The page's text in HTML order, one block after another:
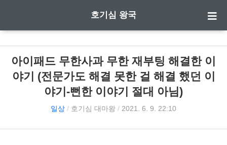
호기심 왕국
아이패드 무한사과 무한 재부팅 해결한 이
야기 (전문가도 해결 못한 걸 해결 했던 이
야기-뻔한 이야기 절대 아님)
일상 / 호기심 대마왕 / 2021. 6. 9. 22:10